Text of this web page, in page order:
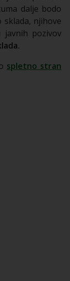
dalje bodo
sklada, njihove
javnih pozivov
spletno stran